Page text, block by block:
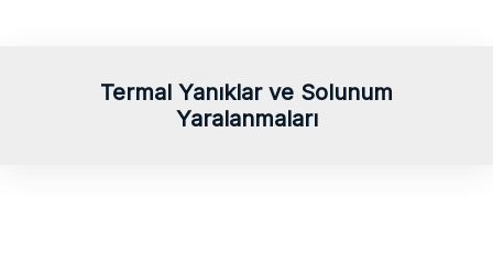
Termal Yanıklar ve Solunum
Yaralanmaları